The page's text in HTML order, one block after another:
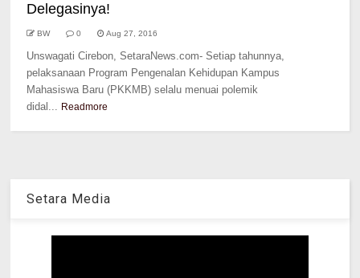
Delegasinya!
BW 0 Aug 27, 2016
Unswagati Cirebon, SetaraNews.com- Setiap tahunnya,
pelaksanaan Program Pengenalan Kehidupan Kampus
Mahasiswa Baru (PKKMB) selalu menuai polemik
didal... Readmore
Setara Media